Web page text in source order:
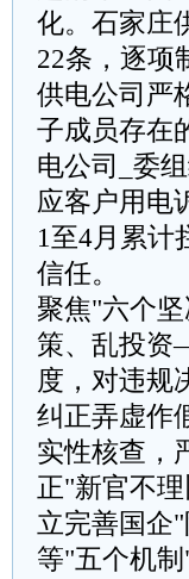
化。石家庄
22条，逐项
供电公司严
子成员存在
电公司_委
应客户用电
1至4月累计
信任。
聚焦"六个
策、乱投资
度，对违规
纠正弄虚作
实性核查，
正"新官不
立完善国企
等"五个机